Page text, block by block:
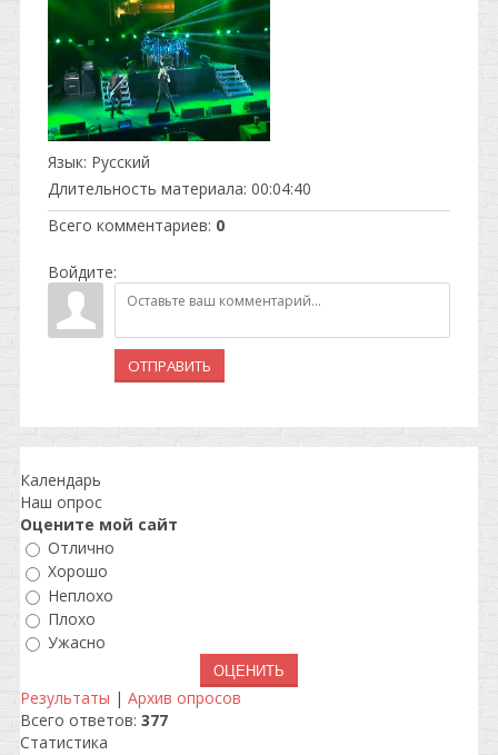
Язык: Русский
Длительность материала: 00:04:40
Всего комментариев: 0
Войдите:
ОТПРАВИТЬ
Календарь
Наш опрос
Оцените мой сайт
Отлично
Хорошо
Неплохо
Плохо
Ужасно
Результаты | Архив опросов
Всего ответов: 377
Статистика